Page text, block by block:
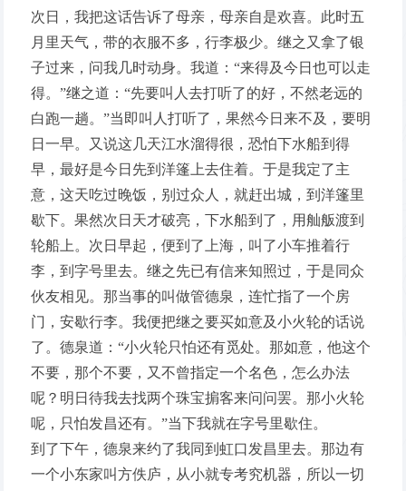
次日，我把这话告诉了母亲，母亲自是欢喜。此时五
月里天气，带的衣服不多，行李极少。继之又拿了银
子过来，问我几时动身。我道：“来得及今日也可以走
得。”继之道：“先要叫人去打听了的好，不然老远的
白跑一趟。”当即叫人打听了，果然今日来不及，要明
日一早。又说这几天江水溜得很，恐怕下水船到得
早，最好是今日先到洋篷上去住着。于是我定了主
意，这天吃过晚饭，别过众人，就赶出城，到洋篷里
歇下。果然次日天才破亮，下水船到了，用舢舨渡到
轮船上。次日早起，便到了上海，叫了小车推着行
李，到字号里去。继之先已有信来知照过，于是同众
伙友相见。那当事的叫做管德泉，连忙指了一个房
门，安歇行李。我便把继之要买如意及小火轮的话说
了。德泉道：“小火轮只怕还有觅处。那如意，他这个
不要，那个不要，又不曾指定一个名色，怎么办法
呢？明日待我去找两个珠宝掮客来问问罢。那小火轮
呢，只怕发昌还有。”当下我就在字号里歇住。
到了下午，德泉来约了我同到虹口发昌里去。那边有
一个小东家叫方佚庐，从小就专考究机器，所以一切